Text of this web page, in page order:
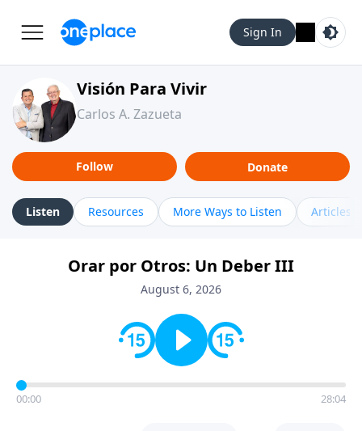
Sign In
Visión Para Vivir
Carlos A. Zazueta
Follow Donate
Listen Resources More Ways to Listen Articles
Orar por Otros: Un Deber III
August 6, 2026
00:00 28:04